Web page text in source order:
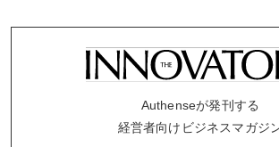
Authenseが発刊する
経営者向けビジネスマガジ